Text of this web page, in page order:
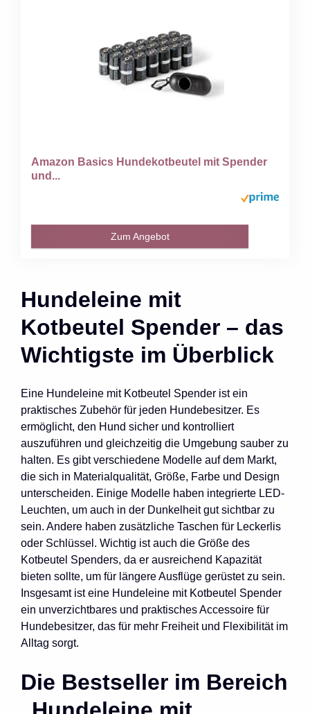
Amazon Basics Hundekotbeutel mit Spender
und...
Zum Angebot
Hundeleine mit
Kotbeutel Spender – das
Wichtigste im Überblick
Eine Hundeleine mit Kotbeutel Spender ist ein
praktisches Zubehör für jeden Hundebesitzer. Es
ermöglicht, den Hund sicher und kontrolliert
auszuführen und gleichzeitig die Umgebung sauber zu
halten. Es gibt verschiedene Modelle auf dem Markt,
die sich in Materialqualität, Größe, Farbe und Design
unterscheiden. Einige Modelle haben integrierte LED-
Leuchten, um auch in der Dunkelheit gut sichtbar zu
sein. Andere haben zusätzliche Taschen für Leckerlis
oder Schlüssel. Wichtig ist auch die Größe des
Kotbeutel Spenders, da er ausreichend Kapazität
bieten sollte, um für längere Ausflüge gerüstet zu sein.
Insgesamt ist eine Hundeleine mit Kotbeutel Spender
ein unverzichtbares und praktisches Accessoire für
Hundebesitzer, das für mehr Freiheit und Flexibilität im
Alltag sorgt.
Die Bestseller im Bereich